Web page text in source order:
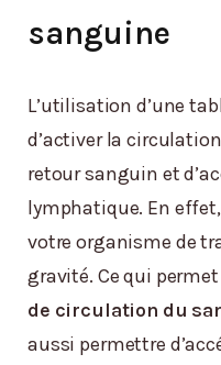
sanguine
L’utilisation d’une
d’activer la
retour sanguin et
lymphatique. En
votre organisme de
gravité. Ce qui
de circulation du
aussi permettre